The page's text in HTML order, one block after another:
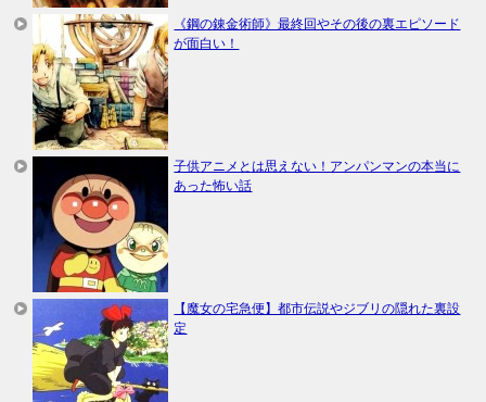
《鋼の錬金術師》最終回やその後の裏エピソード
が面白い！
子供アニメとは思えない！アンパンマンの本当に
あった怖い話
【魔女の宅急便】都市伝説やジブリの隠れた裏設
定